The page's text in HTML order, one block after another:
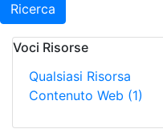
Ricerca
Voci Risorse
Qualsiasi Risorsa
Contenuto Web (1)